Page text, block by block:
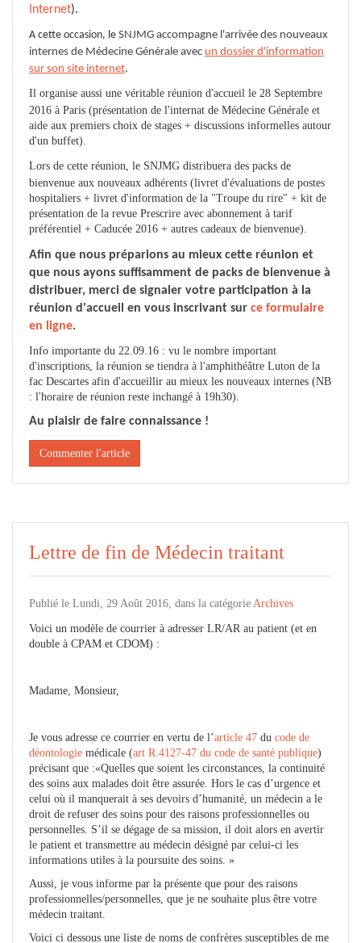
Internet).
A cette occasion, le SNJMG accompagne l'arrivée des nouveaux
internes de Médecine Générale avec un dossier d'information
sur son site internet.
Il organise aussi une véritable réunion d'accueil le 28 Septembre
2016 à Paris (présentation de l'internat de Médecine Générale et
aide aux premiers choix de stages + discussions informelles autour
d'un buffet).
Lors de cette réunion, le SNJMG distribuera des packs de
bienvenue aux nouveaux adhérents (livret d'évaluations de postes
hospitaliers + livret d'information de la "Troupe du rire" + kit de
présentation de la revue Prescrire avec abonnement à tarif
préférentiel + Caducée 2016 + autres cadeaux de bienvenue).
Afin que nous préparions au mieux cette réunion et
que nous ayons suffisamment de packs de bienvenue à
distribuer, merci de signaler votre participation à la
réunion d'accueil en vous inscrivant sur ce formulaire
en ligne.
Info importante du 22.09.16 : vu le nombre important
d'inscriptions, la réunion se tiendra à l'amphithéâtre Luton de la
fac Descartes afin d'accueillir au mieux les nouveaux internes (NB
: l'horaire de réunion reste inchangé à 19h30).
Au plaisir de faire connaissance !
Commenter l'article
Lettre de fin de Médecin traitant
Publié le Lundi, 29 Août 2016, dans la catégorie Archives
Voici un modèle de courrier à adresser LR/AR au patient (et en
double à CPAM et CDOM) :
Madame, Monsieur,
Je vous adresse ce courrier en vertu de l’article 47 du code de
déontologie médicale (art R.4127-47 du code de santé publique)
précisant que :«Quelles que soient les circonstances, la continuité
des soins aux malades doit être assurée. Hors le cas d’urgence et
celui où il manquerait à ses devoirs d’humanité, un médecin a le
droit de refuser des soins pour des raisons professionnelles ou
personnelles. S’il se dégage de sa mission, il doit alors en avertir
le patient et transmettre au médecin désigné par celui-ci les
informations utiles à la poursuite des soins. »
Aussi, je vous informe par la présente que pour des raisons
professionnelles/personnelles, que je ne souhaite plus être votre
médecin traitant.
Voici ci dessous une liste de noms de confrères susceptibles de me